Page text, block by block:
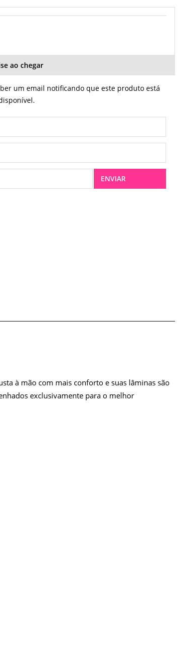
ao chegar
um email notificando que este produto está
ENVIAR
à mão com mais conforto e suas lâminas são
exclusivamente para o melhor